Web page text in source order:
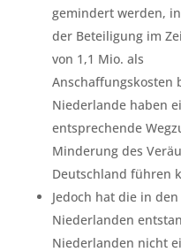
gemindert werden,
der Beteiligung im
von 1,1 Mio. als
Anschaffungskosten
Niederlande haben
entsprechende
Minderung des
Deutschland führen
Jedoch hat die in den
Niederlanden
Niederlanden nicht